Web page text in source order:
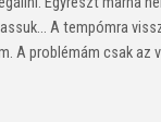
A tempómra
A problémám csak az